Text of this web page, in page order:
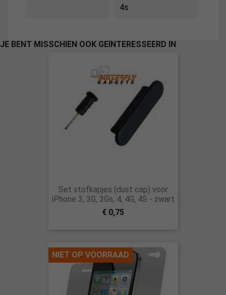
4s
JE BENT MISSCHIEN OOK GEÏNTERESSEERD IN
Set stofkapjes (dust cap) voor
iPhone 3, 3G, 3Gs, 4, 4G, 4S - zwart
€ 0,75
NIET OP VOORRAAD